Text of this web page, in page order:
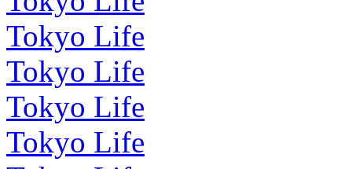
Tokyo Life
Tokyo Life
Tokyo Life
Tokyo Life